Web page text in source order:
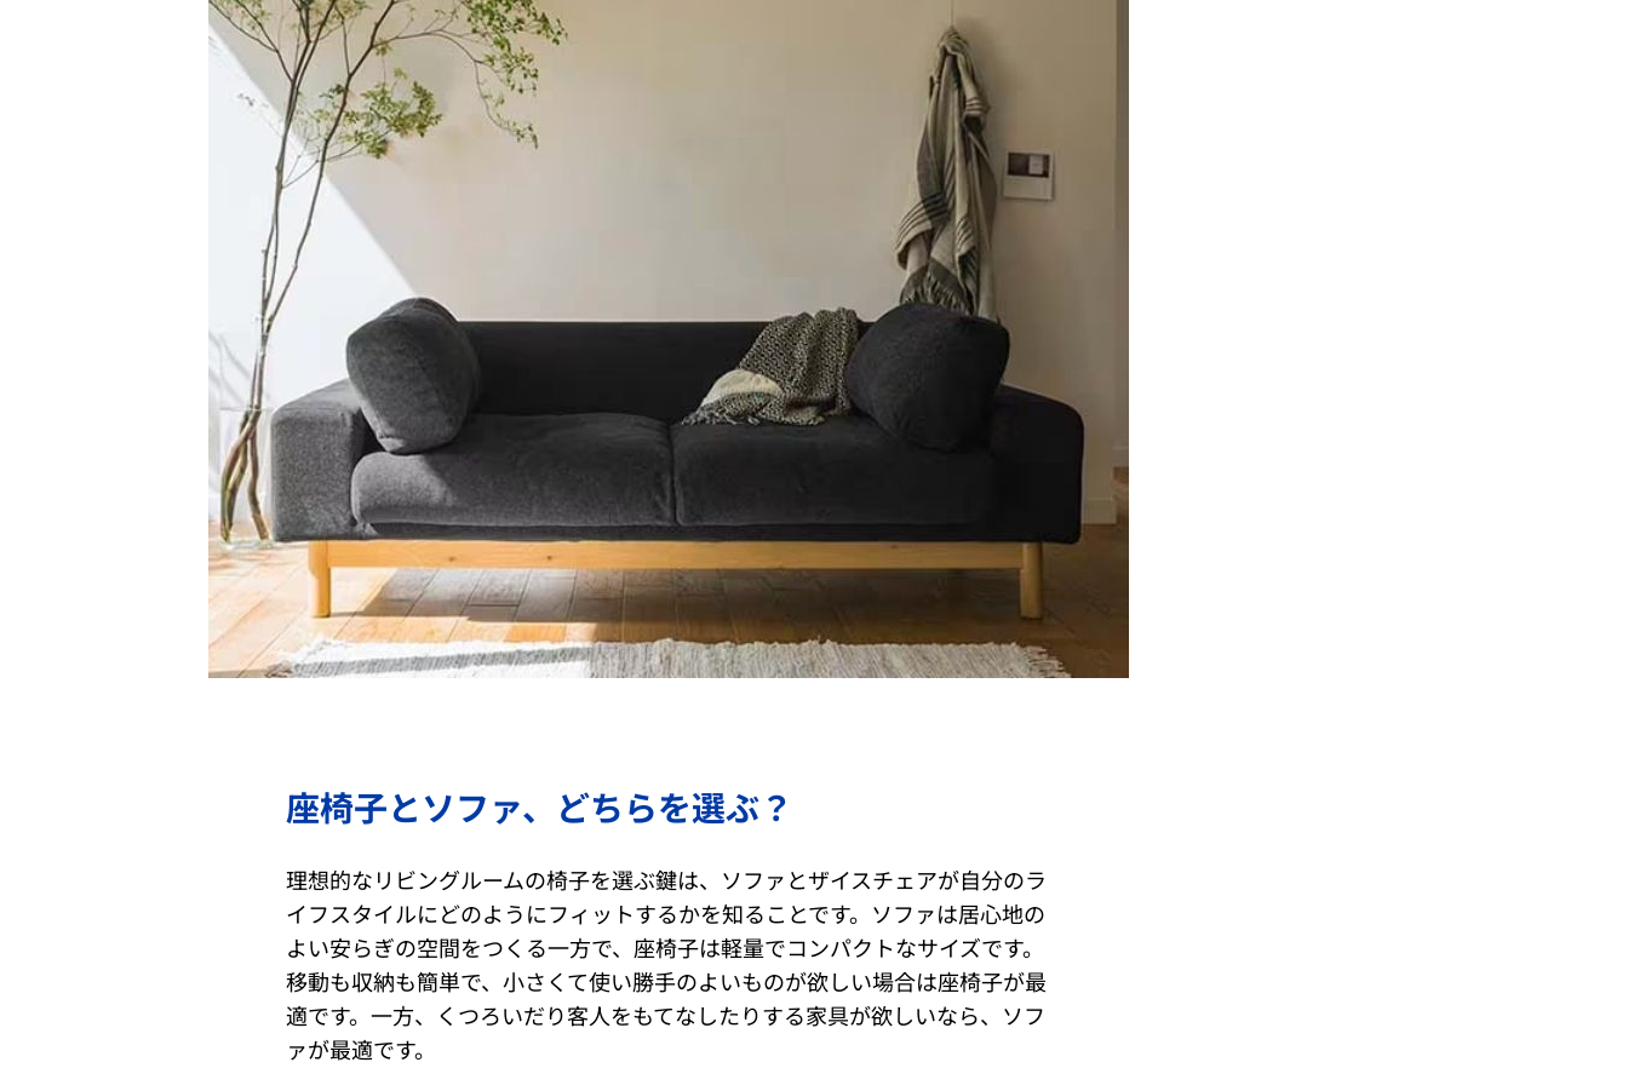
座椅子とソファ、どちらを選ぶ？
理想的なリビングルームの椅子を選ぶ鍵は、ソファとザイスチェアが自分のラ
イフスタイルにどのようにフィットするかを知ることです。ソファは居心地の
よい安らぎの空間をつくる一方で、座椅子は軽量でコンパクトなサイズです。
移動も収納も簡単で、小さくて使い勝手のよいものが欲しい場合は座椅子が最
適です。一方、くつろいだり客人をもてなしたりする家具が欲しいなら、ソフ
ァが最適です。